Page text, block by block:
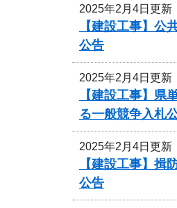
2025年2月4日更新
【建設工事】公
公告
2025年2月4日更新
【建設工事】
る一般競争入札
2025年2月4日更新
【建設工事】揖
公告